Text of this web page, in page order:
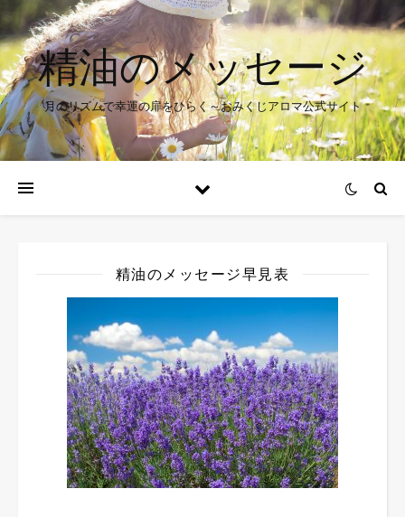
精油のメッセージ
月のリズムで幸運の扉をひらく～おみくじアロマ公式サイト
精油のメッセージ早見表